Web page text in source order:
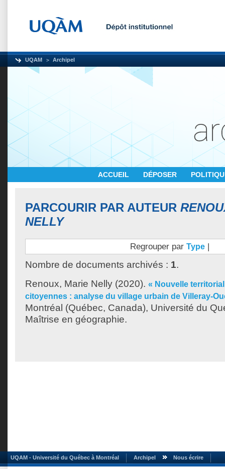
UQAM Archipel
ACCUEIL DÉPOSER
PARCOURIR PAR AUTEUR
NELLY
Regrouper par Type |
Nombre de documents archivés : 1.
Renoux, Marie Nelly (2020). « Nouvelle
citoyennes : analyse du village urbain de Villeray-
Montréal (Québec, Canada), Université du
Maîtrise en géographie.
UQAM - Université du Québec à Montréal Archipel Nous écrire